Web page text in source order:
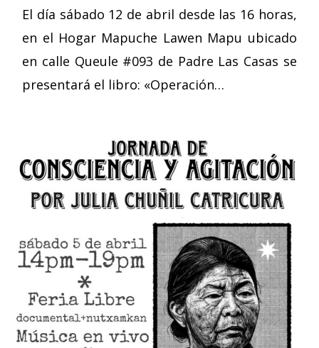
El día sábado 12 de abril desde las 16 horas,
en el Hogar Mapuche Lawen Mapu ubicado
en calle Queule #093 de Padre Las Casas se
presentará el libro: «Operación…